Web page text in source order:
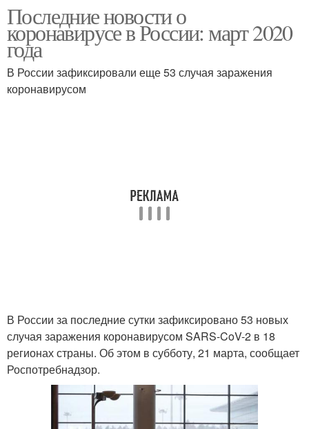
Коронавирус в марте
коронавирус
Вакцины против
оренбургской области
коронавируса
Границы с россией
Лекарства против
коронавируса
Последние новости о
коронавирусе в России: март 2020
года
В России зафиксировали еще 53 случая заражения
коронавирусом
В России за последние сутки зафиксировано 53 новых
случая заражения коронавирусом SARS-CoV-2 в 18
регионах страны. Об этом в субботу, 21 марта, сообщает
Роспотребнадзор.